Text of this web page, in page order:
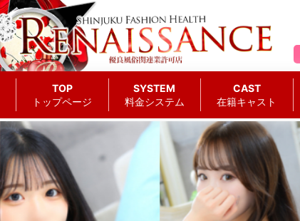
TOP
トップページ
SYSTEM
料金システム
CAST
在籍キャスト